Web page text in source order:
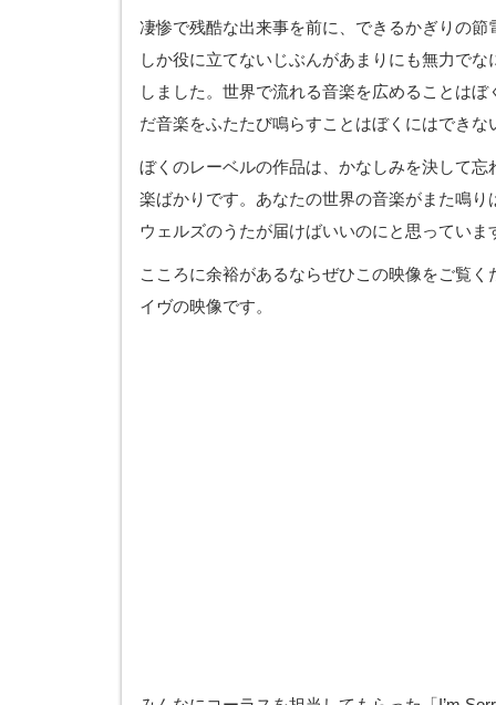
凄惨で残酷な出来事を前に、できるかぎりの節
しか役に立てないじぶんがあまりにも無力で
しました。世界で流れる音楽を広めることは
だ音楽をふたたび鳴らすことはぼくにはできな
ぼくのレーベルの作品は、かなしみを決して忘
楽ばかりです。あなたの世界の音楽がまた鳴り
ウェルズのうたが届けばいいのにと思っていま
こころに余裕があるならぜひこの映像をご覧
イヴの映像です。